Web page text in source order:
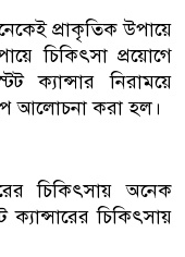
প্রাকৃতিক উপায়ে
চিকিৎসা প্রয়োগে
ক্যান্সার নিরাময়ে
আলোচনা করা হল।
চিকিৎসায় অনেক
ক্যান্সারের চিকিৎসায়